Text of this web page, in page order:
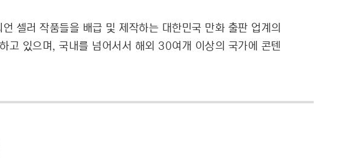
셀러 작품들을 배급 및 제작하는 대한민국 만화 출판 업계의
고 있으며, 국내를 넘어서서 해외 30여개 이상의 국가에 콘텐